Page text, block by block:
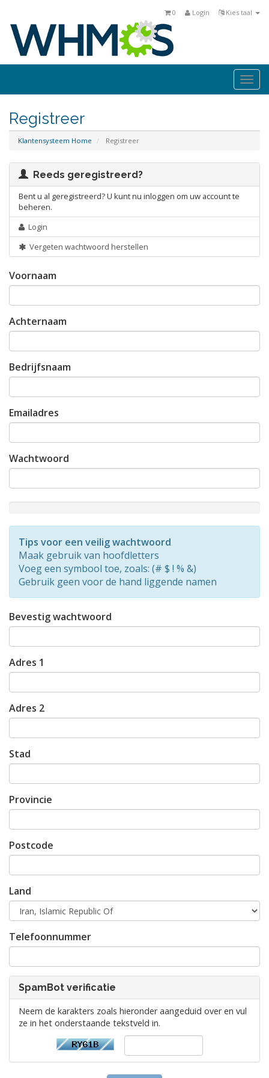
Kies taal
Login
0
Registreer
Klantensysteem Home Registreer
Reeds geregistreerd?
Bent u al geregistreerd? U kunt nu inloggen om uw account te
beheren.
Login
Vergeten wachtwoord herstellen
Voornaam
Achternaam
Bedrijfsnaam
Emailadres
Wachtwoord
Rating:
Tips voor een veilig wachtwoord
Maak gebruik van hoofdletters
Voeg een symbool toe, zoals: (# $ ! % &)
Gebruik geen voor de hand liggende namen
Bevestig wachtwoord
Adres 1
Adres 2
Stad
Provincie
Postcode
Land
Telefoonnummer
SpamBot verificatie
Neem de karakters zoals hieronder aangeduid over en vul
ze in het onderstaande tekstveld in.